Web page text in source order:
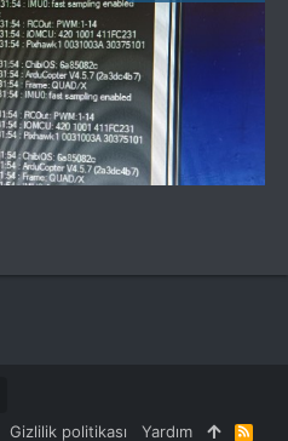
Gizlilik politikası Yardım
R